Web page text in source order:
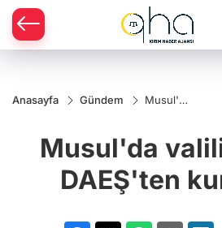
Anasayfa Gündem
Musul'da
kurtarıldı
Musul'da
DAEŞ'ten